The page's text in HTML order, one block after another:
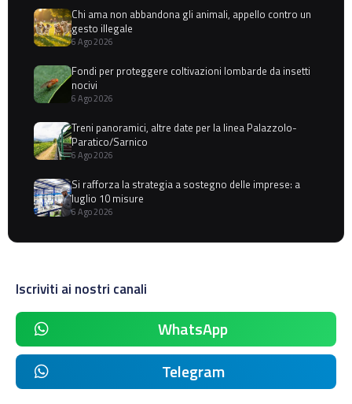
Chi ama non abbandona gli animali, appello contro un
gesto illegale
6 Ago 2026
Fondi per proteggere coltivazioni lombarde da insetti
nocivi
6 Ago 2026
Treni panoramici, altre date per la linea Palazzolo-
Paratico/Sarnico
6 Ago 2026
Si rafforza la strategia a sostegno delle imprese: a
luglio 10 misure
6 Ago 2026
Iscriviti ai nostri canali
WhatsApp
Telegram